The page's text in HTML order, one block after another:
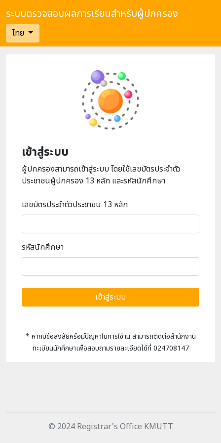
ระบบตรวจสอบผลการเรียนสำหรับผู้ปกครอง
ไทย
เข้าสู่ระบบ
ผู้ปกครองสามารถเข้าสู่ระบบ โดยใช้เลขบัตรประจำตัว
ประชาชนผู้ปกครอง 13 หลัก และรหัสนักศึกษา
เลขบัตรประจำตัวประชาชน 13 หลัก
รหัสนักศึกษา
* หากมีข้อสงสัยหรือมีปัญหาในการใช้าน สามารถติดต่อสำนักงาน
ทะเบียนนักศึกษาเพื่อสอบถามรายละเอียดได้ที่ 024708147
© 2024 Registrar's Office KMUTT